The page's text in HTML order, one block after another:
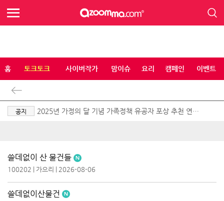
홈 토크토크 사이버작가 맘이슈 요리 캠페인 이벤트
공지
2025년 가정의 달 기념 가족정책 유공자 포상 추천 연장
쓸데없이 산 물건들
100202 | 가으리 | 2026-08-06
쓸데없이산물건